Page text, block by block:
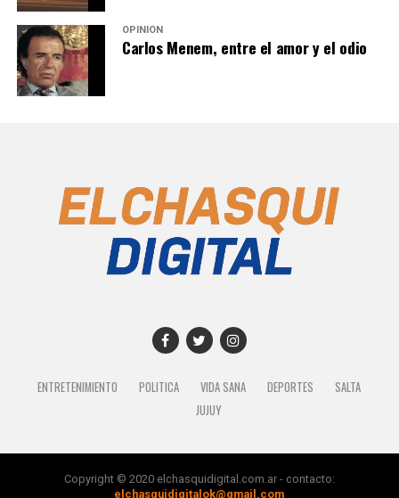
OPINIÓN
Carlos Menem, entre el amor y el odio
ENTRETENIMIENTO POLITICA VIDA SANA DEPORTES
SALTA
JUJUY
Copyright © 2020 elchasquidigital.com.ar - contacto:
elchasquidigitalok@gmail.com